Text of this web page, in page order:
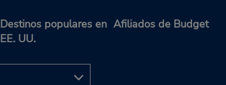
Destinos populares en
EE. UU.
Afiliados de Budget